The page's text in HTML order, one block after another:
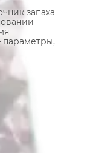
запаха
параметры,